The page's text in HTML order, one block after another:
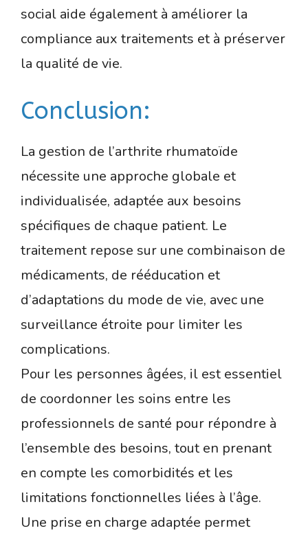
social aide également à améliorer la
compliance aux traitements et à préserver
la qualité de vie.
Conclusion:
La gestion de l’arthrite rhumatoïde
nécessite une approche globale et
individualisée, adaptée aux besoins
spécifiques de chaque patient. Le
traitement repose sur une combinaison de
médicaments, de rééducation et
d’adaptations du mode de vie, avec une
surveillance étroite pour limiter les
complications.
Pour les personnes âgées, il est essentiel
de coordonner les soins entre les
professionnels de santé pour répondre à
l’ensemble des besoins, tout en prenant
en compte les comorbidités et les
limitations fonctionnelles liées à l’âge.
Une prise en charge adaptée permet